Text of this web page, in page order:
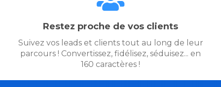
Restez proche de vos clients
Suivez vos leads et clients tout au long de leur
parcours ! Convertissez, fidélisez, séduisez... en
160 caractères !